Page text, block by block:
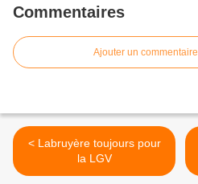
Commentaires
Ajouter un commentaire
< Labruyère toujours pour
la LGV